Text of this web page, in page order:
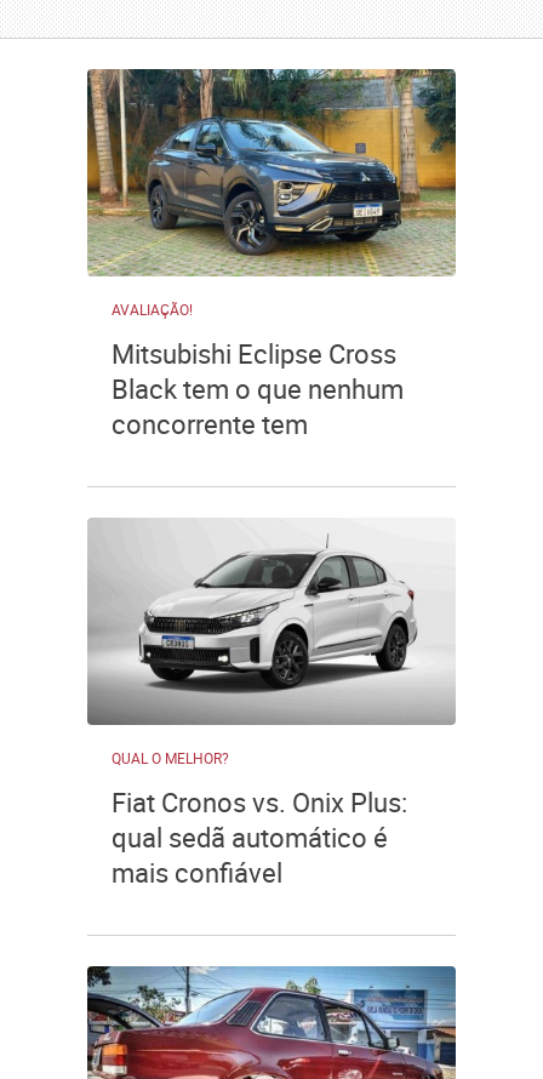
AVALIAÇÃO!
Mitsubishi Eclipse Cross
Black tem o que nenhum
concorrente tem
QUAL O MELHOR?
Fiat Cronos vs. Onix Plus:
qual sedã automático é
mais confiável